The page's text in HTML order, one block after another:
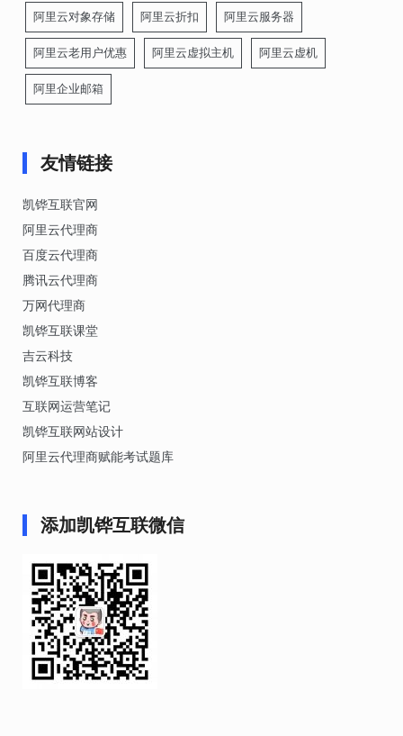
阿里云对象存储 阿里云折扣 阿里云服务器
阿里云老用户优惠 阿里云虚拟主机 阿里云虚机
阿里企业邮箱
友情链接
凯铧互联官网
阿里云代理商
百度云代理商
腾讯云代理商
万网代理商
凯铧互联课堂
吉云科技
凯铧互联博客
互联网运营笔记
凯铧互联网站设计
阿里云代理商赋能考试题库
添加凯铧互联微信